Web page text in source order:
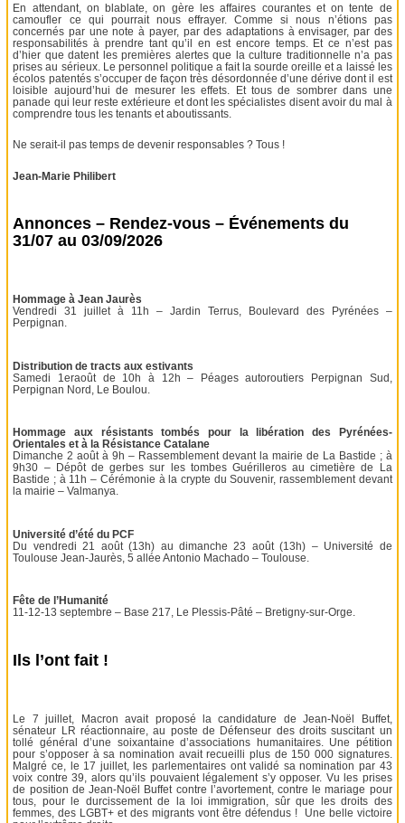
En attendant, on blablate, on gère les affaires courantes et on tente de
camoufler ce qui pourrait nous effrayer. Comme si nous n’étions pas
concernés par une note à payer, par des adaptations à envisager, par des
responsabilités à prendre tant qu’il en est encore temps. Et ce n’est pas
d’hier que datent les premières alertes que la culture traditionnelle n’a pas
prises au sérieux. Le personnel politique a fait la sourde oreille et a laissé les
écolos patentés s’occuper de façon très désordonnée d’une dérive dont il est
loisible aujourd’hui de mesurer les effets. Et tous de sombrer dans une
panade qui leur reste extérieure et dont les spécialistes disent avoir du mal à
comprendre tous les tenants et aboutissants.
Ne serait-il pas temps de devenir responsables ? Tous !
Jean-Marie Philibert
Annonces – Rendez-vous – Événements du
31/07 au 03/09/2026
Hommage à Jean Jaurès
Vendredi 31 juillet à 11h – Jardin Terrus, Boulevard des Pyrénées –
Perpignan.
Distribution de tracts aux estivants
Samedi 1eraoût de 10h à 12h – Péages autoroutiers Perpignan Sud,
Perpignan Nord, Le Boulou.
Hommage aux résistants tombés pour la libération des Pyrénées-
Orientales et à la Résistance Catalane
Dimanche 2 août à 9h – Rassemblement devant la mairie de La Bastide ; à
9h30 – Dépôt de gerbes sur les tombes Guérilleros au cimetière de La
Bastide ; à 11h – Cérémonie à la crypte du Souvenir, rassemblement devant
la mairie – Valmanya.
Université d’été du PCF
Du vendredi 21 août (13h) au dimanche 23 août (13h) – Université de
Toulouse Jean-Jaurès, 5 allée Antonio Machado – Toulouse.
Fête de l’Humanité
11-12-13 septembre – Base 217, Le Plessis-Pâté – Bretigny-sur-Orge.
Ils l’ont fait !
Le 7 juillet, Macron avait proposé la candidature de Jean-Noël Buffet,
sénateur LR réactionnaire, au poste de Défenseur des droits suscitant un
tollé général d’une soixantaine d’associations humanitaires. Une pétition
pour s’opposer à sa nomination avait recueilli plus de 150 000 signatures.
Malgré ce, le 17 juillet, les parlementaires ont validé sa nomination par 43
voix contre 39, alors qu’ils pouvaient légalement s’y opposer. Vu les prises
de position de Jean-Noël Buffet contre l’avortement, contre le mariage pour
tous, pour le durcissement de la loi immigration, sûr que les droits des
femmes, des LGBT+ et des migrants vont être défendus ! Une belle victoire